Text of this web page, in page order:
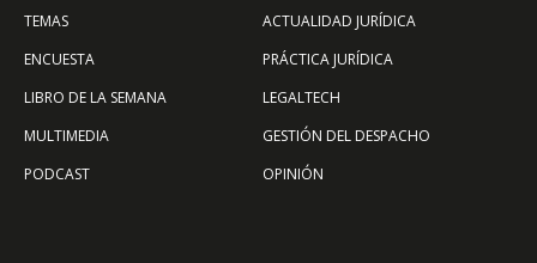
TEMAS
ENCUESTA
LIBRO DE LA SEMANA
MULTIMEDIA
PODCAST
ACTUALIDAD JURÍDICA
PRÁCTICA JURÍDICA
LEGALTECH
GESTIÓN DEL DESPACHO
OPINIÓN